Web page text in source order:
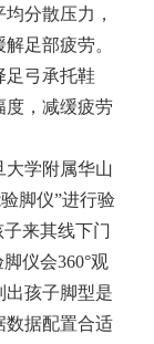
分散压力，
足部疲劳。
足弓承托鞋
度，减缓疲劳
大学附属华山
脚仪”进行验
来其线下门
仪会360°观
出孩子脚型是
数据配置合适